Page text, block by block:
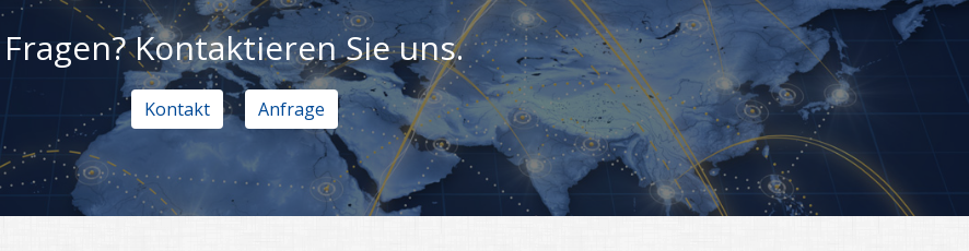
Fragen? Kontaktieren Sie uns.
Kontakt Anfrage